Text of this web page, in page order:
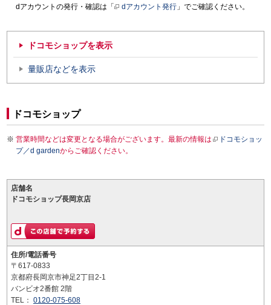
dアカウントの発行・確認は「
dアカウント発行 」でご確認ください。
ドコモショップを表示
量販店などを表示
ドコモショップ
営業時間などは変更となる場合がございます。最新の情報は
ドコモショッ
プ／d gardenからご確認ください。
店舗名
ドコモショップ長岡京店
住所/電話番号
〒617-0833
京都府長岡京市神足2丁目2-1
バンビオ2番館 2階
TEL： 0120-075-608